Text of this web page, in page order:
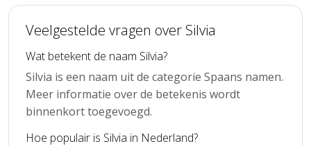
Veelgestelde vragen over Silvia
Wat betekent de naam Silvia?
Silvia is een naam uit de categorie Spaans namen.
Meer informatie over de betekenis wordt
binnenkort toegevoegd.
Hoe populair is Silvia in Nederland?